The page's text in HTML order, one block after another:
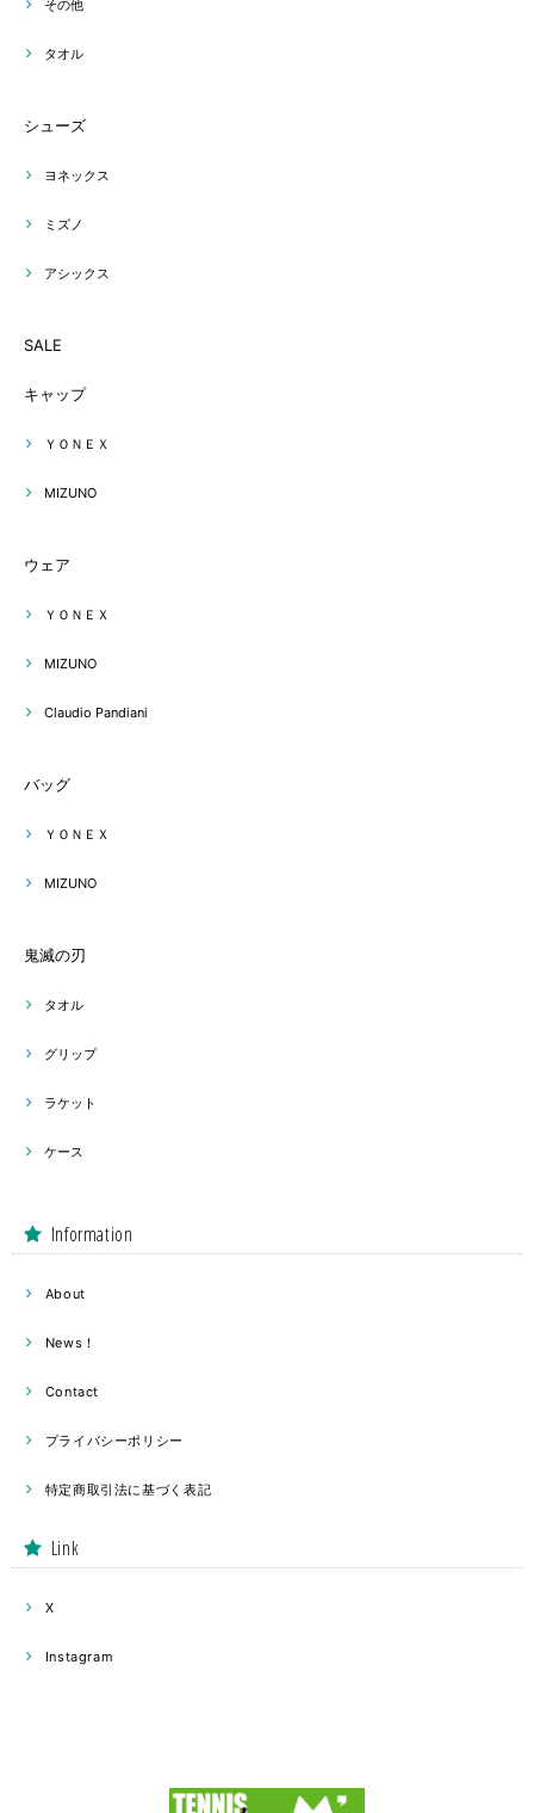
その他
タオル
シューズ
ヨネックス
ミズノ
アシックス
SALE
キャップ
ＹＯＮＥＸ
MIZUNO
ウェア
ＹＯＮＥＸ
MIZUNO
Claudio Pandiani
バッグ
ＹＯＮＥＸ
MIZUNO
鬼滅の刃
タオル
グリップ
ラケット
ケース
Information
About
News！
Contact
プライバシーポリシー
特定商取引法に基づく表記
Link
X
Instagram